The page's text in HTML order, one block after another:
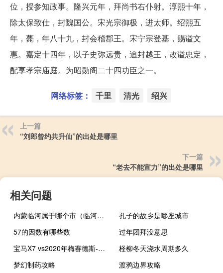
位，授参知政事。隆兴元年，拜尚书右仆射。淳熙十年，
除太保致仕，封魏国公。宋光宗御极，进太师。绍熙五
年，薨，年八十九，封会稽郡王。宋宁宗登基，赐谥文
惠。嘉定十四年，以子史弥远贵，追封越王，改谥忠定，
配享孝宗庙庭。为昭勋阁二十四功臣之一。
网络标签： 千里 清光 绍兴
上一篇
“刘郎曾约共升仙”的出处是哪里
下一篇
“老去不能宣力”的出处是哪里
相关问题
内蒙临河属于哪个市（临河属于哪个市）
孔子的故乡是哪座城市
57的因数有哪些数
过年团拜没意思
宝马X7 vs2020年梅赛德斯-奔驰gls级
柽柳冬天浇水周期多久
梦幻制药攻略
渡鸦边界攻略